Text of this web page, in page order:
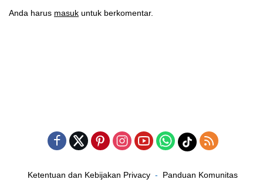
Anda harus masuk untuk berkomentar.
Ketentuan dan Kebijakan Privacy Panduan Komunitas